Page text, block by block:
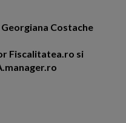
Costache
Fiscalitatea.ro si